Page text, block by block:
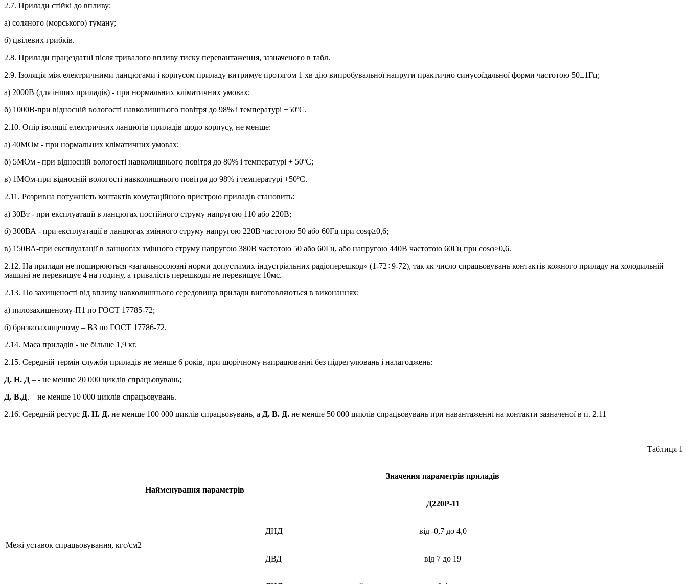
2.7. Прилади стійкі до впливу:
а) соляного (морського) туману;
б) цвілевих грибків.
2.8. Прилади працездатні після тривалого впливу тиску перевантаження, зазначеного в табл.
2.9. Ізоляція між електричними ланцюгами і корпусом приладу витримує протягом 1 хв дію випробувальної напруги практично синусоїдальної форми частотою 50±1Гц;
а) 2000В (для інших приладів) - при нормальних кліматичних умовах;
б) 1000В-при відносній вологості навколишнього повітря до 98% і температурі +50ºС.
2.10. Опір ізоляції електричних ланцюгів приладів щодо корпусу, не менше:
а) 40МОм - при нормальних кліматичних умовах;
б) 5МОм - при відносній вологості навколишнього повітря до 80% і температурі + 50ºС;
в) 1МОм-при відносній вологості навколишнього повітря до 98% і температурі +50ºС.
2.11. Розривна потужність контактів комутаційного пристрою приладів становить:
а) 30Вт - при експлуатації в ланцюгах постійного струму напругою 110 або 220В;
б) 300ВА - при експлуатації в ланцюгах змінного струму напругою 220В частотою 50 або 60Гц при cosφ≥0,6;
в) 150ВА-при експлуатації в ланцюгах змінного струму напругою 380В частотою 50 або 60Гц, або напругою 440В частотою 60Гц при cosφ≥0,6.
2.12. На прилади не поширюються «загальносоюзні норми допустимих індустріальних радіоперешкод» (1-72÷9-72), так як число спрацьовувань контактів кожного приладу на холодильній
машині не перевищує 4 на годину, а тривалість перешкоди не перевищує 10мс.
2.13. По захищеності від впливу навколишнього середовища прилади виготовляються в виконаннях:
а) пилозахищеному-П1 по ГОСТ 17785-72;
б) бризкозахищеному – В3 по ГОСТ 17786-72.
2.14. Маса приладів - не більше 1,9 кг.
2.15. Середній термін служби приладів не менше 6 років, при щорічному напрацюванні без підрегулювань і налагоджень:
Д. Н. Д – - не менше 20 000 циклів спрацьовувань;
Д. В.Д. – не менше 10 000 циклів спрацьовувань.
2.16. Середній ресурс Д. Н. Д. не менше 100 000 циклів спрацьовувань, а Д. В. Д. не менше 50 000 циклів спрацьовувань при навантаженні на контакти зазначеної в п. 2.11
Таблиця 1
Найменування параметрів
Значення параметрів приладів
Д220Р-11
Межі уставок спрацьовування, кгс/см2
ДНД від -0,7 до 4,0
ДВД від 7 до 19